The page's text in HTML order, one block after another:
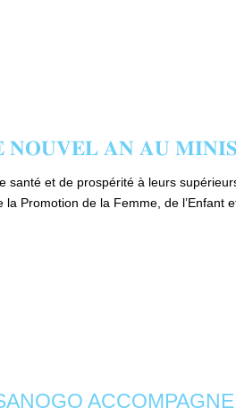
𝐍𝐎𝐔𝐕𝐄𝐋 𝐀𝐍 𝐀𝐔
et de prospérité à leurs
Promotion de la Femme, de l’Enfant